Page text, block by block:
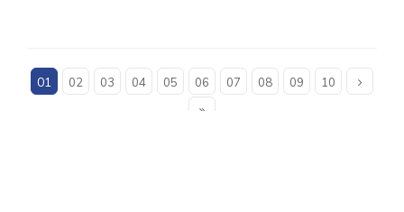
01 02 03 04 05 06 07 08 09 10